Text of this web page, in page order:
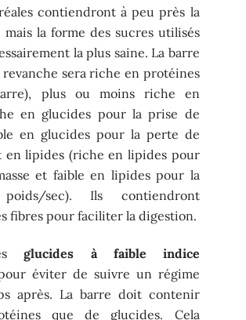
contiendront à peu près la
mais la forme des sucres utilisés
la plus saine. La barre
sera riche en protéines
plus ou moins riche en
en glucides pour la prise de
en glucides pour la perte de
en lipides (riche en lipides pour
et faible en lipides pour la
sec). Ils contiendront
fibres pour faciliter la digestion.
glucides à faible indice
éviter de suivre un régime
après. La barre doit contenir
que de glucides. Cela